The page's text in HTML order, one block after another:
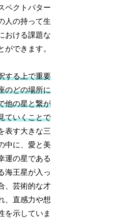
ペクトパター
人の持って生
おける課題な
ができます。
する上で重要
のどの場所に
他の星と繋が
ていくことで
表す大きな三
中に、愛と美
運の星である
海王星が入っ
、芸術的な才
、直感力や想
を示していま